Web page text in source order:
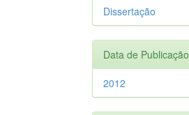
Dissertação
Data de Publicação
2012